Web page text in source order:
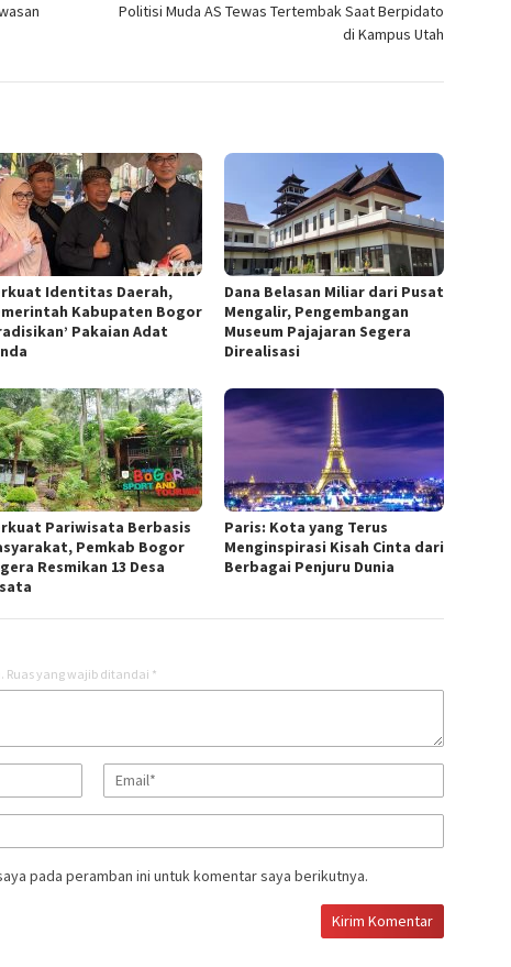
Politisi Muda AS Tewas Tertembak Saat Berpidato
di Kampus Utah
Identitas Daerah,
Kabupaten Bogor
Pakaian Adat
Dana Belasan Miliar dari Pusat
Mengalir, Pengembangan
Museum Pajajaran Segera
Direalisasi
Pariwisata Berbasis
Pemkab Bogor
Resmikan 13 Desa
Paris: Kota yang Terus
Menginspirasi Kisah Cinta dari
Berbagai Penjuru Dunia
Ruas yang wajib ditandai *
pada peramban ini untuk komentar saya berikutnya.